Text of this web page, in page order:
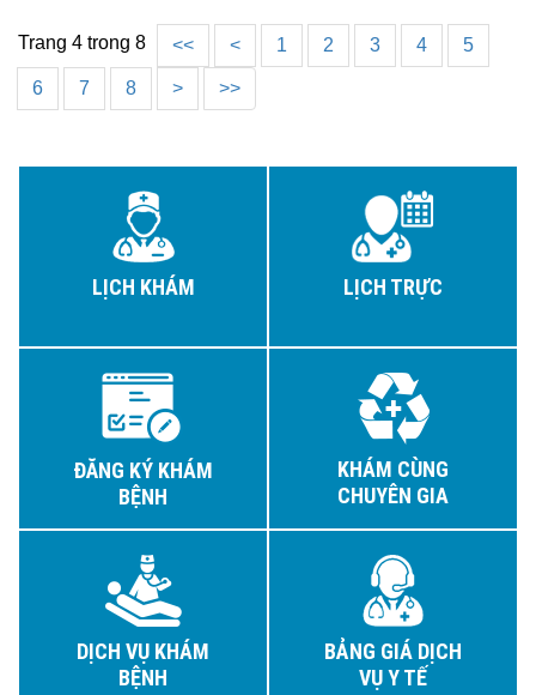
Trang 4 trong 8 << < 1 2 3 4 5
6 7 8 > >>
LỊCH KHÁM LỊCH TRỰC
ĐĂNG KÝ KHÁM
BỆNH
KHÁM CÙNG
CHUYÊN GIA
DỊCH VỤ KHÁM
BỆNH
BẢNG GIÁ DỊCH
VỤ Y TẾ